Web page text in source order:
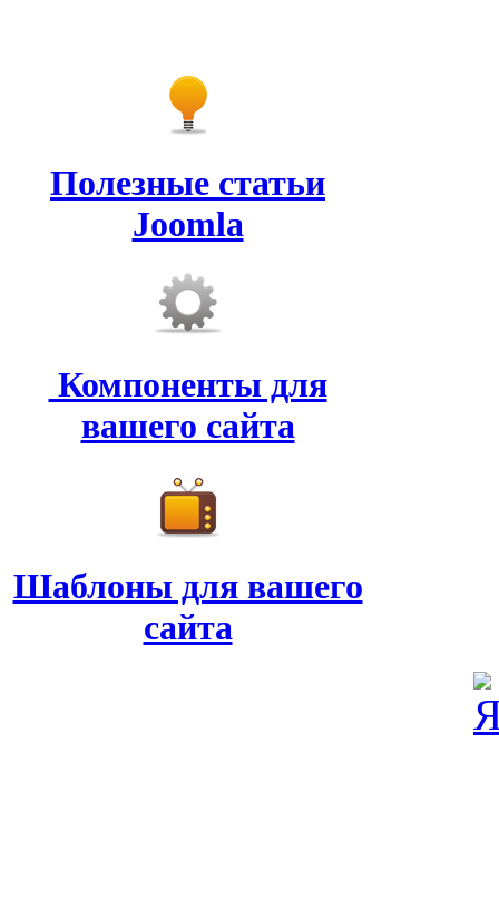
Полезные статьи
Joomla
Компоненты для
вашего сайта
Шаблоны для вашего
сайта